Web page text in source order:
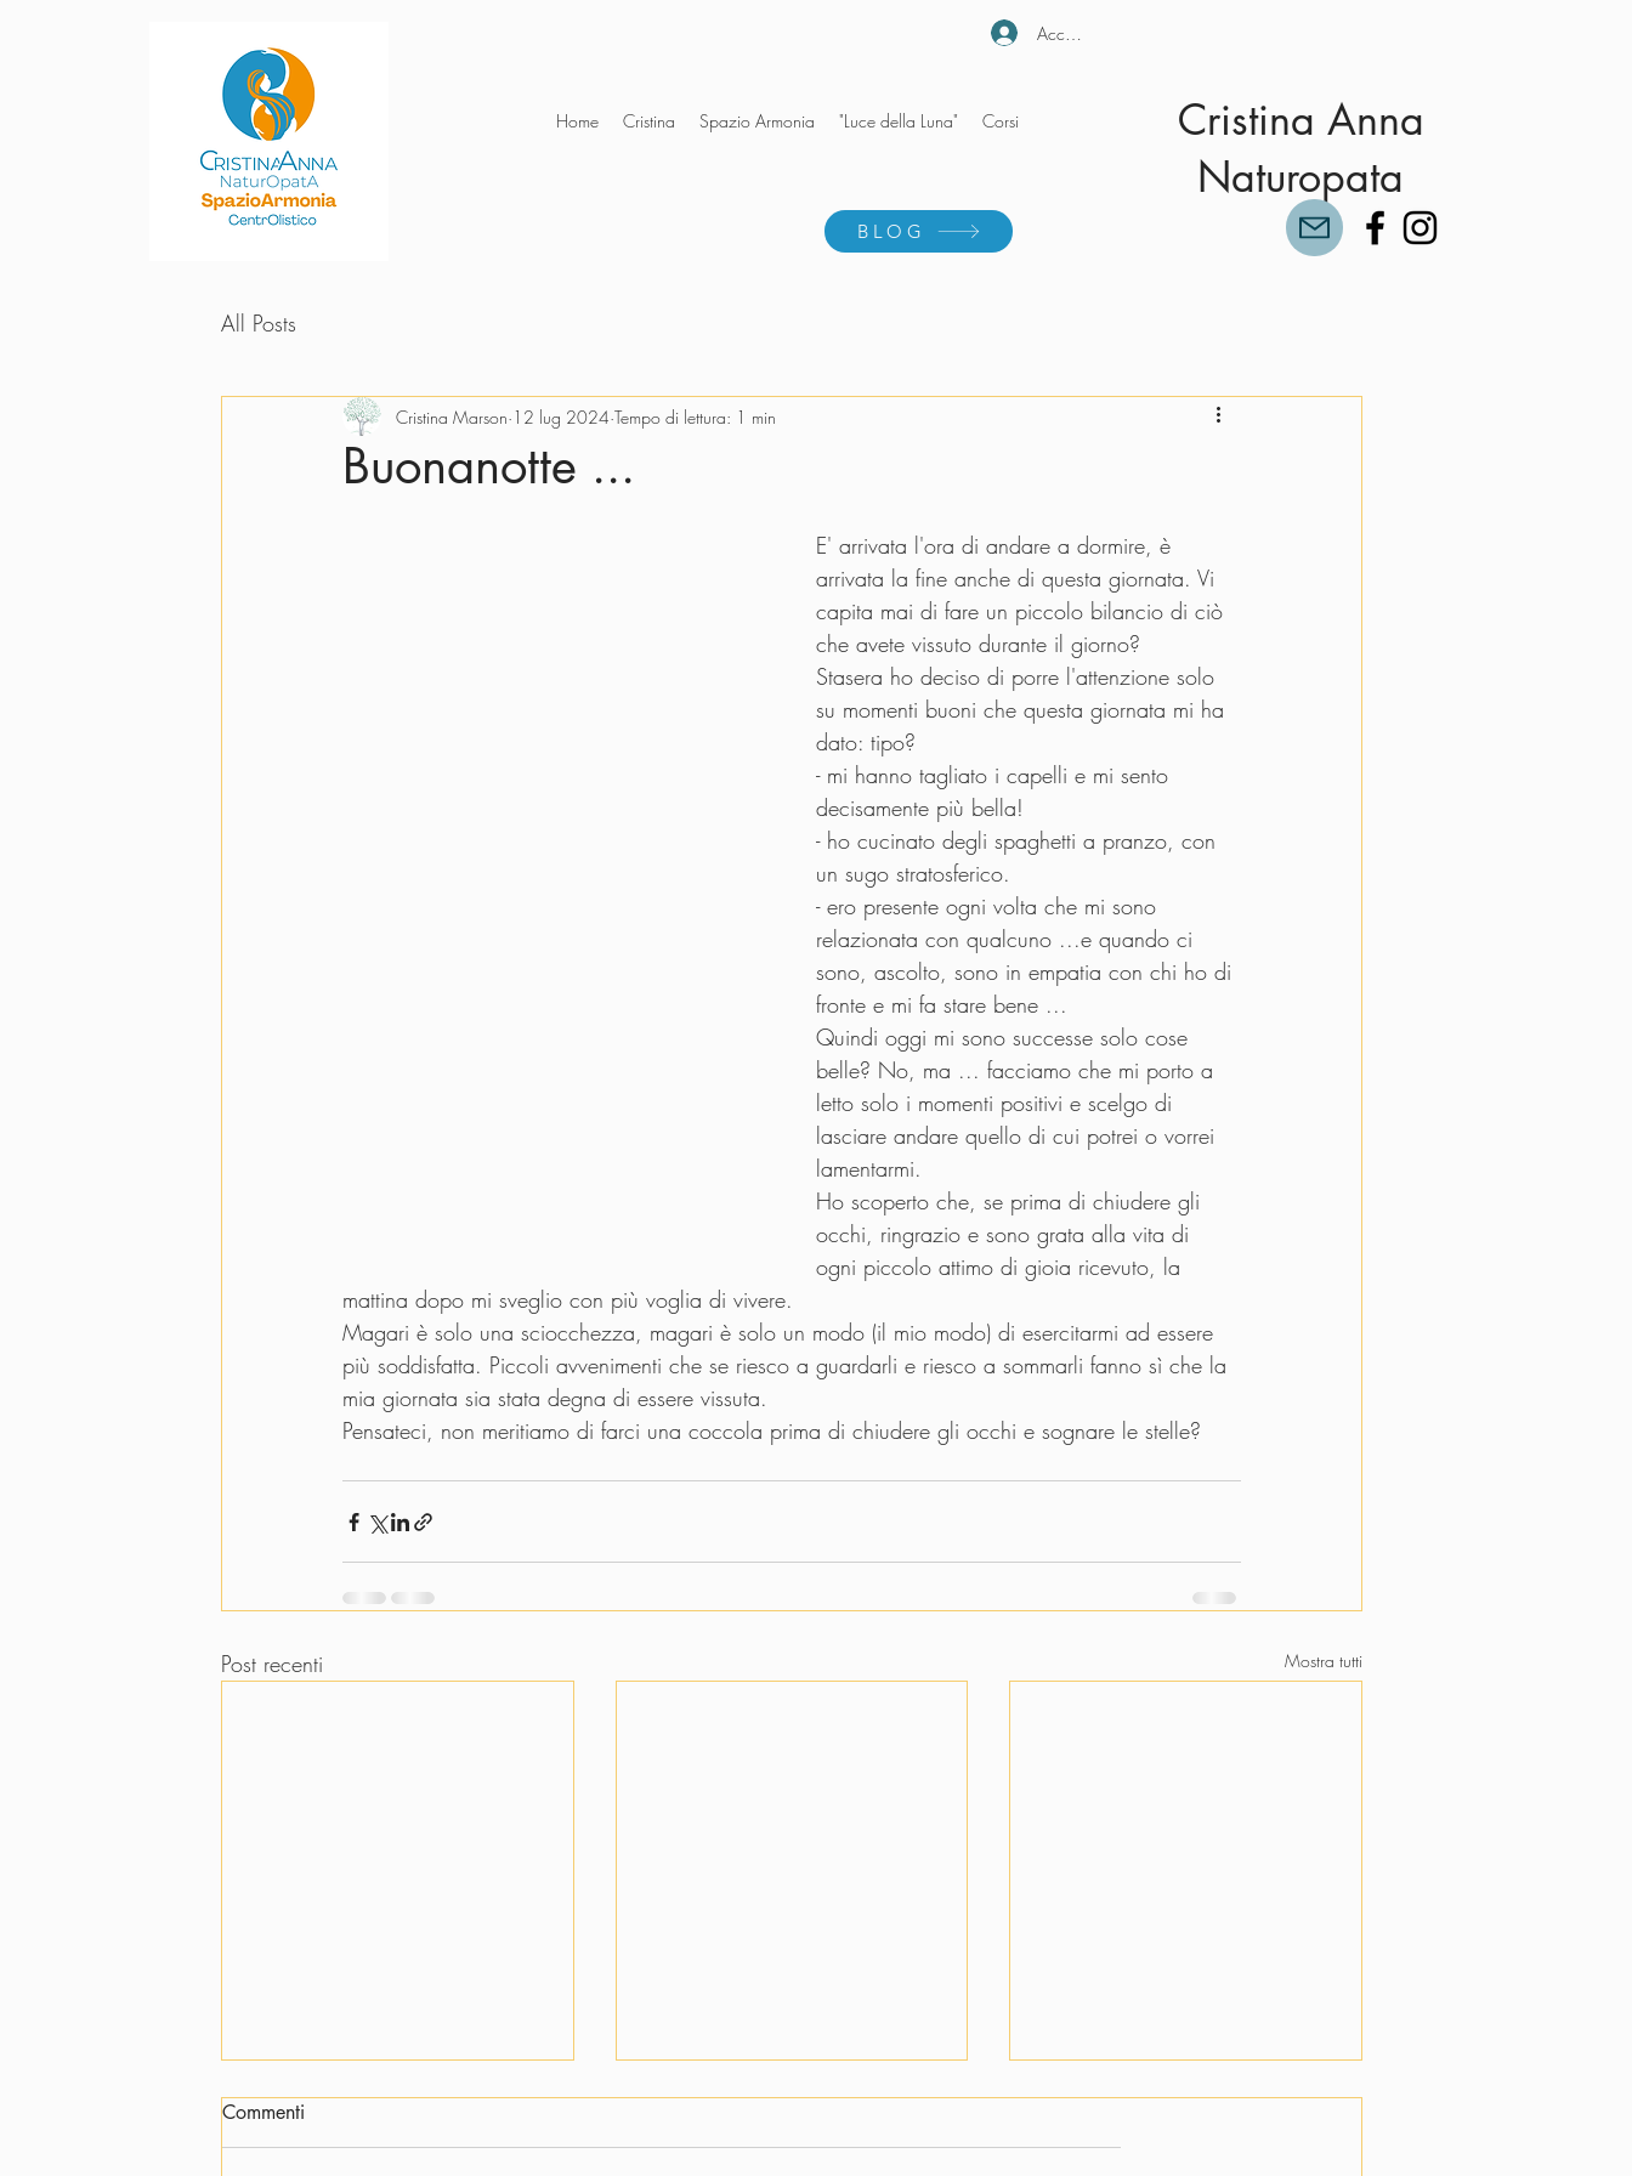
Accedi
BLOG
Cristina Anna
Naturopata
Home Cristina Spazio Armonia "Luce della Luna" Corsi
All Posts
Buonanotte ...
Cristina Marson 12 lug 2024 Tempo di lettura: 1 min
E' arrivata l'ora di andare a dormire, è
arrivata la fine anche di questa giornata. Vi
capita mai di fare un piccolo bilancio di ciò
che avete vissuto durante il giorno?
Stasera ho deciso di porre l'attenzione solo
su momenti buoni che questa giornata mi ha
dato: tipo?
- mi hanno tagliato i capelli e mi sento
decisamente più bella!
- ho cucinato degli spaghetti a pranzo, con
un sugo stratosferico.
- ero presente ogni volta che mi sono
relazionata con qualcuno ...e quando ci
sono, ascolto, sono in empatia con chi ho di
fronte e mi fa stare bene ...
Quindi oggi mi sono successe solo cose
belle? No, ma ... facciamo che mi porto a
letto solo i momenti positivi e scelgo di
lasciare andare quello di cui potrei o vorrei
lamentarmi.
Ho scoperto che, se prima di chiudere gli
occhi, ringrazio e sono grata alla vita di
ogni piccolo attimo di gioia ricevuto, la
mattina dopo mi sveglio con più voglia di vivere.
Magari è solo una sciocchezza, magari è solo un modo (il mio modo) di esercitarmi ad essere
più soddisfatta. Piccoli avvenimenti che se riesco a guardarli e riesco a sommarli fanno sì che la
mia giornata sia stata degna di essere vissuta.
Pensateci, non meritiamo di farci una coccola prima di chiudere gli occhi e sognare le stelle?
Post recenti Mostra tutti
Commenti